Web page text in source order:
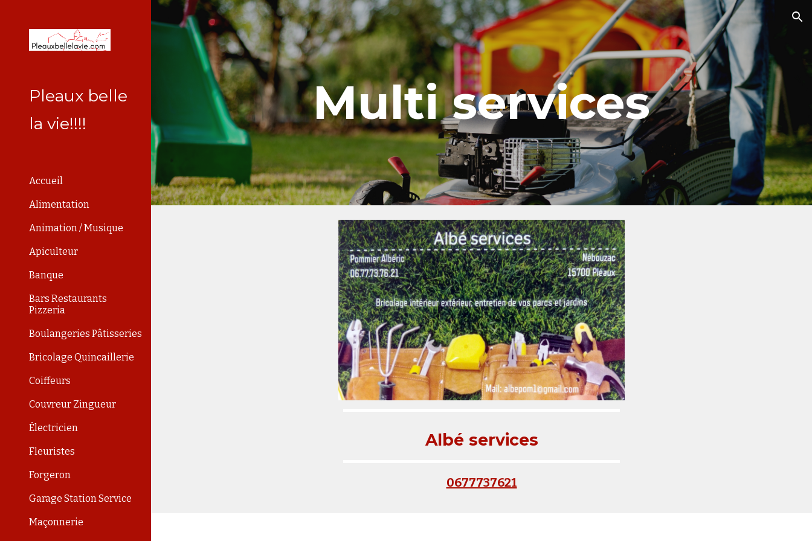
Skip to main content Skip to navigation
Pleaux belle
la vie!!!!
Accueil
Alimentation
Animation / Musique
Apiculteur
Banque
Bars Restaurants
Pizzeria
Boulangeries Pâtisseries
Bricolage Quincaillerie
Coiffeurs
Couvreur Zingueur
Électricien
Fleuristes
Forgeron
Garage Station Service
Maçonnerie
Multi services
Albé services
0677737621